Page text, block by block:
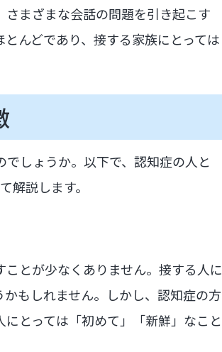
まざまな会話の問題を引き起こす
んどであり、接する家族にとっては
しょうか。以下で、認知症の人と
解説します。
とが少なくありません。接する人に
もしれません。しかし、認知症の方
とっては「初めて」「新鮮」なこと